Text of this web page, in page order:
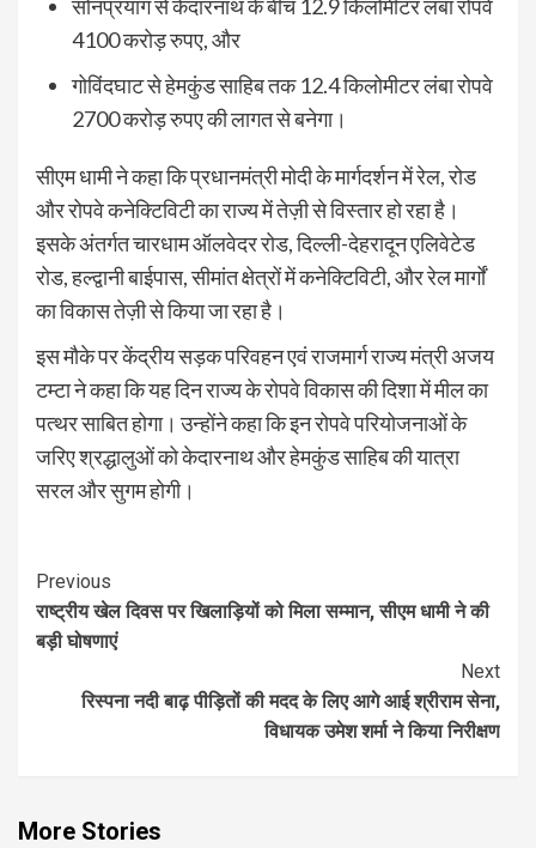
सोनप्रयाग से केदारनाथके बीच12.9 किलोमीटरलंबा रोपवे
4100 करोड़ रुपए, और
गोविंदघाट से हेमकुंड साहिबतक12.4 किलोमीटरलंबा रोपवे
2700 करोड़ रुपएकी लागत से बनेगा।
सीएम धामी ने कहा कि प्रधानमंत्री मोदी के मार्गदर्शन मेंरेल, रोड
और रोपवे कनेक्टिविटीका राज्य में तेज़ी से विस्तार हो रहा है।
इसके अंतर्गतचारधाम ऑलवेदर रोड,दिल्ली-देहरादून एलिवेटेड
रोड,हल्द्वानी बाईपास,सीमांत क्षेत्रों में कनेक्टिविटी, औररेल मार्गों
का विकास तेज़ी से किया जा रहा है।
इस मौके परकेंद्रीय सड़क परिवहन एवं राजमार्ग राज्य मंत्री अजय
टम्टाने कहा कि यह दिन राज्य के रोपवे विकास की दिशा में मील का
पत्थर साबित होगा। उन्होंने कहा कि इन रोपवे परियोजनाओं के
जरिएश्रद्धालुओं को केदारनाथ और हेमकुंड साहिब की यात्रा
सरलऔर सुगम होगी।
Continue
Reading
Previous
राष्ट्रीय खेल दिवस पर खिलाड़ियों को मिला सम्मान, सीएम धामी ने की
बड़ी घोषणाएं
Next
रिस्पना नदी बाढ़ पीड़ितों की मदद के लिए आगे आई श्रीराम सेना,
विधायक उमेश शर्मा ने किया निरीक्षण
More Stories